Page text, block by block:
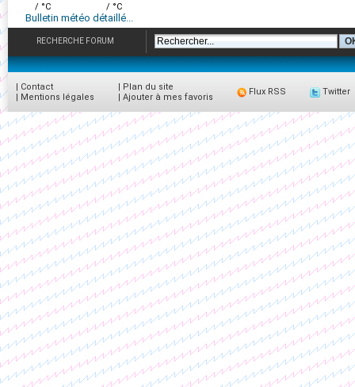
/ °C / °C
Bulletin météo détaillé...
RECHERCHE FORUM
| Contact
| Mentions légales
| Plan du site
| Ajouter à mes favoris
Flux RSS Twitter